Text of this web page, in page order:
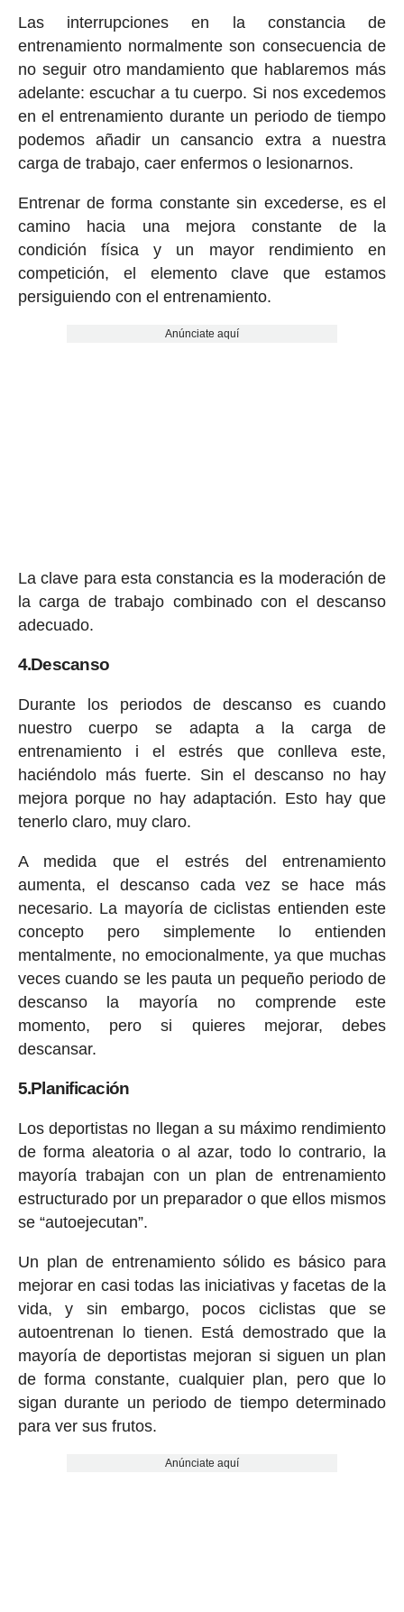
Las interrupciones en la constancia de
entrenamiento normalmente son consecuencia de
no seguir otro mandamiento que hablaremos más
adelante: escuchar a tu cuerpo. Si nos excedemos
en el entrenamiento durante un periodo de tiempo
podemos añadir un cansancio extra a nuestra
carga de trabajo, caer enfermos o lesionarnos.
Entrenar de forma constante sin excederse, es el
camino hacia una mejora constante de la
condición física y un mayor rendimiento en
competición, el elemento clave que estamos
persiguiendo con el entrenamiento.
Anúnciate aquí
La clave para esta constancia es la moderación de
la carga de trabajo combinado con el descanso
adecuado.
4.Descanso
Durante los periodos de descanso es cuando
nuestro cuerpo se adapta a la carga de
entrenamiento i el estrés que conlleva este,
haciéndolo más fuerte. Sin el descanso no hay
mejora porque no hay adaptación. Esto hay que
tenerlo claro, muy claro.
A medida que el estrés del entrenamiento
aumenta, el descanso cada vez se hace más
necesario. La mayoría de ciclistas entienden este
concepto pero simplemente lo entienden
mentalmente, no emocionalmente, ya que muchas
veces cuando se les pauta un pequeño periodo de
descanso la mayoría no comprende este
momento, pero si quieres mejorar, debes
descansar.
5.Planificación
Los deportistas no llegan a su máximo rendimiento
de forma aleatoria o al azar, todo lo contrario, la
mayoría trabajan con un plan de entrenamiento
estructurado por un preparador o que ellos mismos
se “autoejecutan”.
Un plan de entrenamiento sólido es básico para
mejorar en casi todas las iniciativas y facetas de la
vida, y sin embargo, pocos ciclistas que se
autoentrenan lo tienen. Está demostrado que la
mayoría de deportistas mejoran si siguen un plan
de forma constante, cualquier plan, pero que lo
sigan durante un periodo de tiempo determinado
para ver sus frutos.
Anúnciate aquí